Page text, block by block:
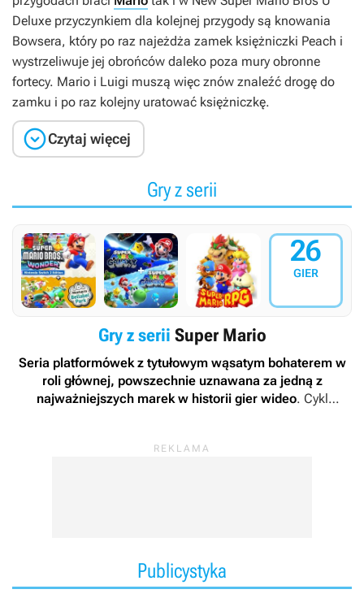
Deluxe przyczynkiem dla kolejnej przygody są knowania
Bowsera, który po raz najeżdża zamek księżniczki Peach i
wystrzeliwuje jej obrońców daleko poza mury obronne
fortecy. Mario i Luigi muszą więc znów znaleźć drogę do
zamku i po raz kolejny uratować księżniczkę.
Czytaj więcej
Gry z serii
26
GIER
Gry z serii Super Mario
Seria platformówek z tytułowym wąsatym bohaterem w
roli głównej, powszechnie uznawana za jedną z
najważniejszych marek w historii gier wideo. Cykl
japońskiego producenta.
Publicystyka